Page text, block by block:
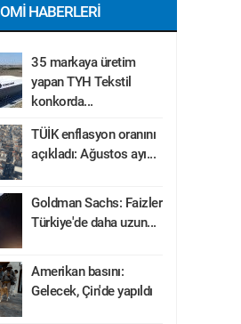
HABERLERI
35 markaya üretim
yapan TYH Tekstil
konkorda...
TÜİK enflasyon oranını
açıkladı: Ağustos ayı...
Goldman Sachs: Faizler
Türkiye'de daha uzun...
Amerikan basını:
Gelecek, Çin'de yapıldı